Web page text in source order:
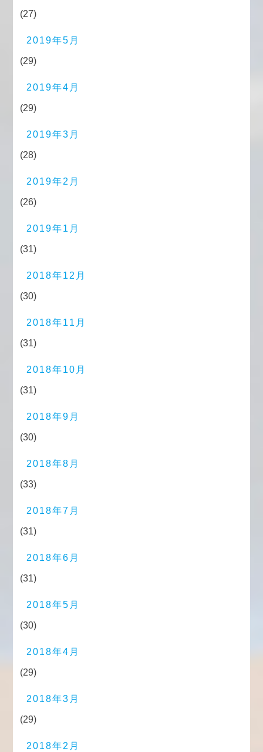
(27)
2019年5月
(29)
2019年4月
(29)
2019年3月
(28)
2019年2月
(26)
2019年1月
(31)
2018年12月
(30)
2018年11月
(31)
2018年10月
(31)
2018年9月
(30)
2018年8月
(33)
2018年7月
(31)
2018年6月
(31)
2018年5月
(30)
2018年4月
(29)
2018年3月
(29)
2018年2月